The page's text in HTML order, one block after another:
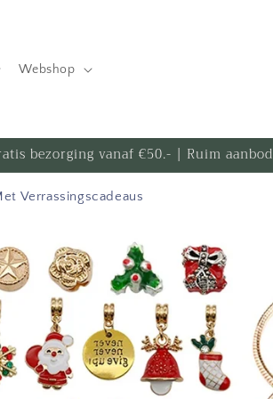
Webshop
bezorging vanaf €50.- | Ruim aanbod
Verrassingscadeaus